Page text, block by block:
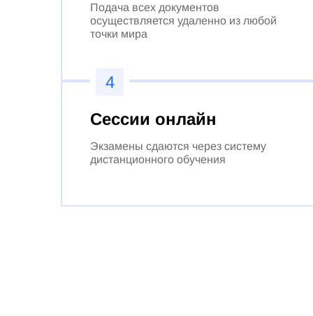
Подача всех документов
осуществляется удаленно из любой
точки мира
4
Сессии онлайн
Экзамены сдаются через систему
дистанционного обучения